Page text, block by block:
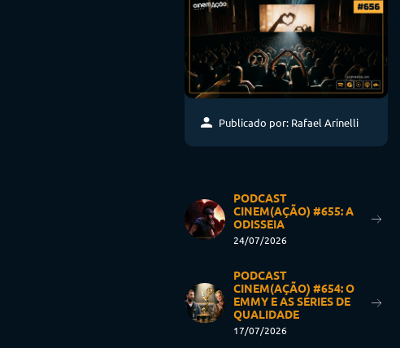
Publicado por: Rafael Arinelli
PODCAST
CINEM(AÇÃO) #655: A
ODISSEIA
24/07/2026
PODCAST
CINEM(AÇÃO) #654: O
EMMY E AS SÉRIES DE
QUALIDADE
17/07/2026